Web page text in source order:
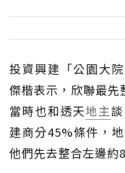
投資興建「公園大
傑楷表示，欣聯最先
當時也和透天地主
建商分45%條件，
他們先去整合左邊約